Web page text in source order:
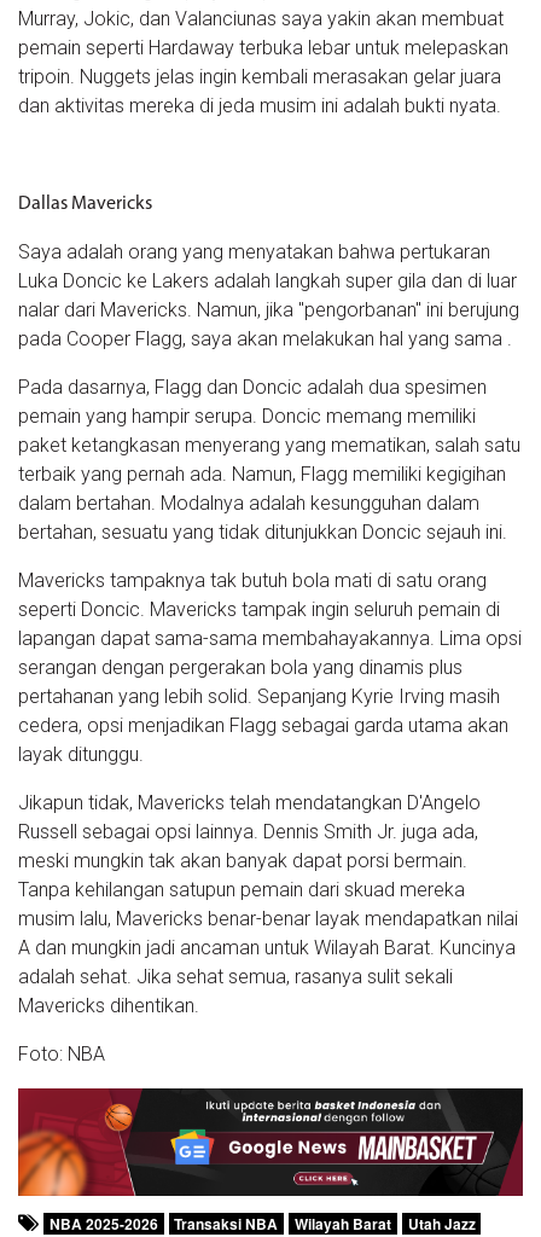
Murray, Jokic, dan Valanciunas saya yakin akan membuat
pemain seperti Hardaway terbuka lebar untuk melepaskan
tripoin. Nuggets jelas ingin kembali merasakan gelar juara
dan aktivitas mereka di jeda musim ini adalah bukti nyata.
Dallas Mavericks
Saya adalah orang yang menyatakan bahwa pertukaran
Luka Doncic ke Lakers adalah langkah super gila dan di luar
nalar dari Mavericks. Namun, jika "pengorbanan" ini berujung
pada Cooper Flagg, saya akan melakukan hal yang sama .
Pada dasarnya, Flagg dan Doncic adalah dua spesimen
pemain yang hampir serupa. Doncic memang memiliki
paket ketangkasan menyerang yang mematikan, salah satu
terbaik yang pernah ada. Namun, Flagg memiliki kegigihan
dalam bertahan. Modalnya adalah kesungguhan dalam
bertahan, sesuatu yang tidak ditunjukkan Doncic sejauh ini.
Mavericks tampaknya tak butuh bola mati di satu orang
seperti Doncic. Mavericks tampak ingin seluruh pemain di
lapangan dapat sama-sama membahayakannya. Lima opsi
serangan dengan pergerakan bola yang dinamis plus
pertahanan yang lebih solid. Sepanjang Kyrie Irving masih
cedera, opsi menjadikan Flagg sebagai garda utama akan
layak ditunggu.
Jikapun tidak, Mavericks telah mendatangkan D'Angelo
Russell sebagai opsi lainnya. Dennis Smith Jr. juga ada,
meski mungkin tak akan banyak dapat porsi bermain.
Tanpa kehilangan satupun pemain dari skuad mereka
musim lalu, Mavericks benar-benar layak mendapatkan nilai
A dan mungkin jadi ancaman untuk Wilayah Barat. Kuncinya
adalah sehat. Jika sehat semua, rasanya sulit sekali
Mavericks dihentikan.
Foto: NBA
NBA 2025-2026 Transaksi NBA Wilayah Barat
Utah Jazz